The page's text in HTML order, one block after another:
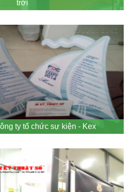
trời
ty tổ chức sự kiện - Kex